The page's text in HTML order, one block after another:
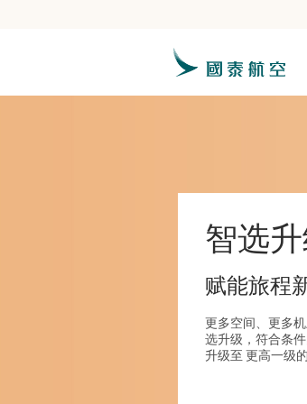
智选
赋能旅程
更多空间、更多
选升级，符合条
升级至 更高一级